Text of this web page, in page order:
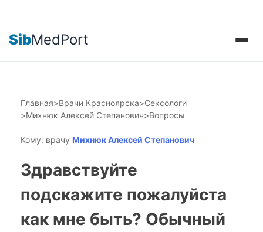
SibMedPort
Главная>Врачи Красноярска>Сексологи
>Михнюк Алексей Степанович>Вопросы
Кому: врачу Михнюк Алексей Степанович
Здравствуйте
подскажите пожалуйста
как мне быть? Обычный